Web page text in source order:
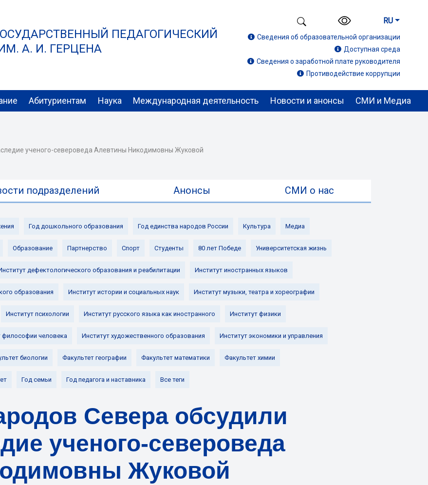
ПЕДАГОГИЧЕСКИЙ
А. И. ГЕРЦЕНА
RU
Сведения об образовательной организации
Доступная среда
Сведения о заработной плате руководителя
Противодействие коррупции
Абитуриентам Наука Международная деятельность Новости и анонсы СМИ и Медиа
ученого-североведа Алевтины Никодимовны Жуковой
подразделений Анонсы СМИ о нас
Год дошкольного образования Год единства народов России Культура Медиа
Образование Партнерство Спорт Студенты 80 лет Победе Университетская жизнь
дефектологического образования и реабилитации Институт иностранных языков
образования Институт истории и социальных наук Институт музыки, театра и хореографии
Институт психологии Институт русского языка как иностранного Институт физики
философии человека Институт художественного образования Институт экономики и управления
биологии Факультет географии Факультет математики Факультет химии
Год семьи Год педагога и наставника Все теги
Севера обсудили
ученого-североведа
Жуковой